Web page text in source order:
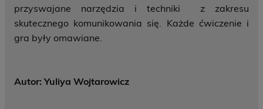
przyswajane narzędzia i techniki z zakresu
skutecznego komunikowania się. Każde ćwiczenie i
gra były omawiane.
Autor: Yuliya Wojtarowicz